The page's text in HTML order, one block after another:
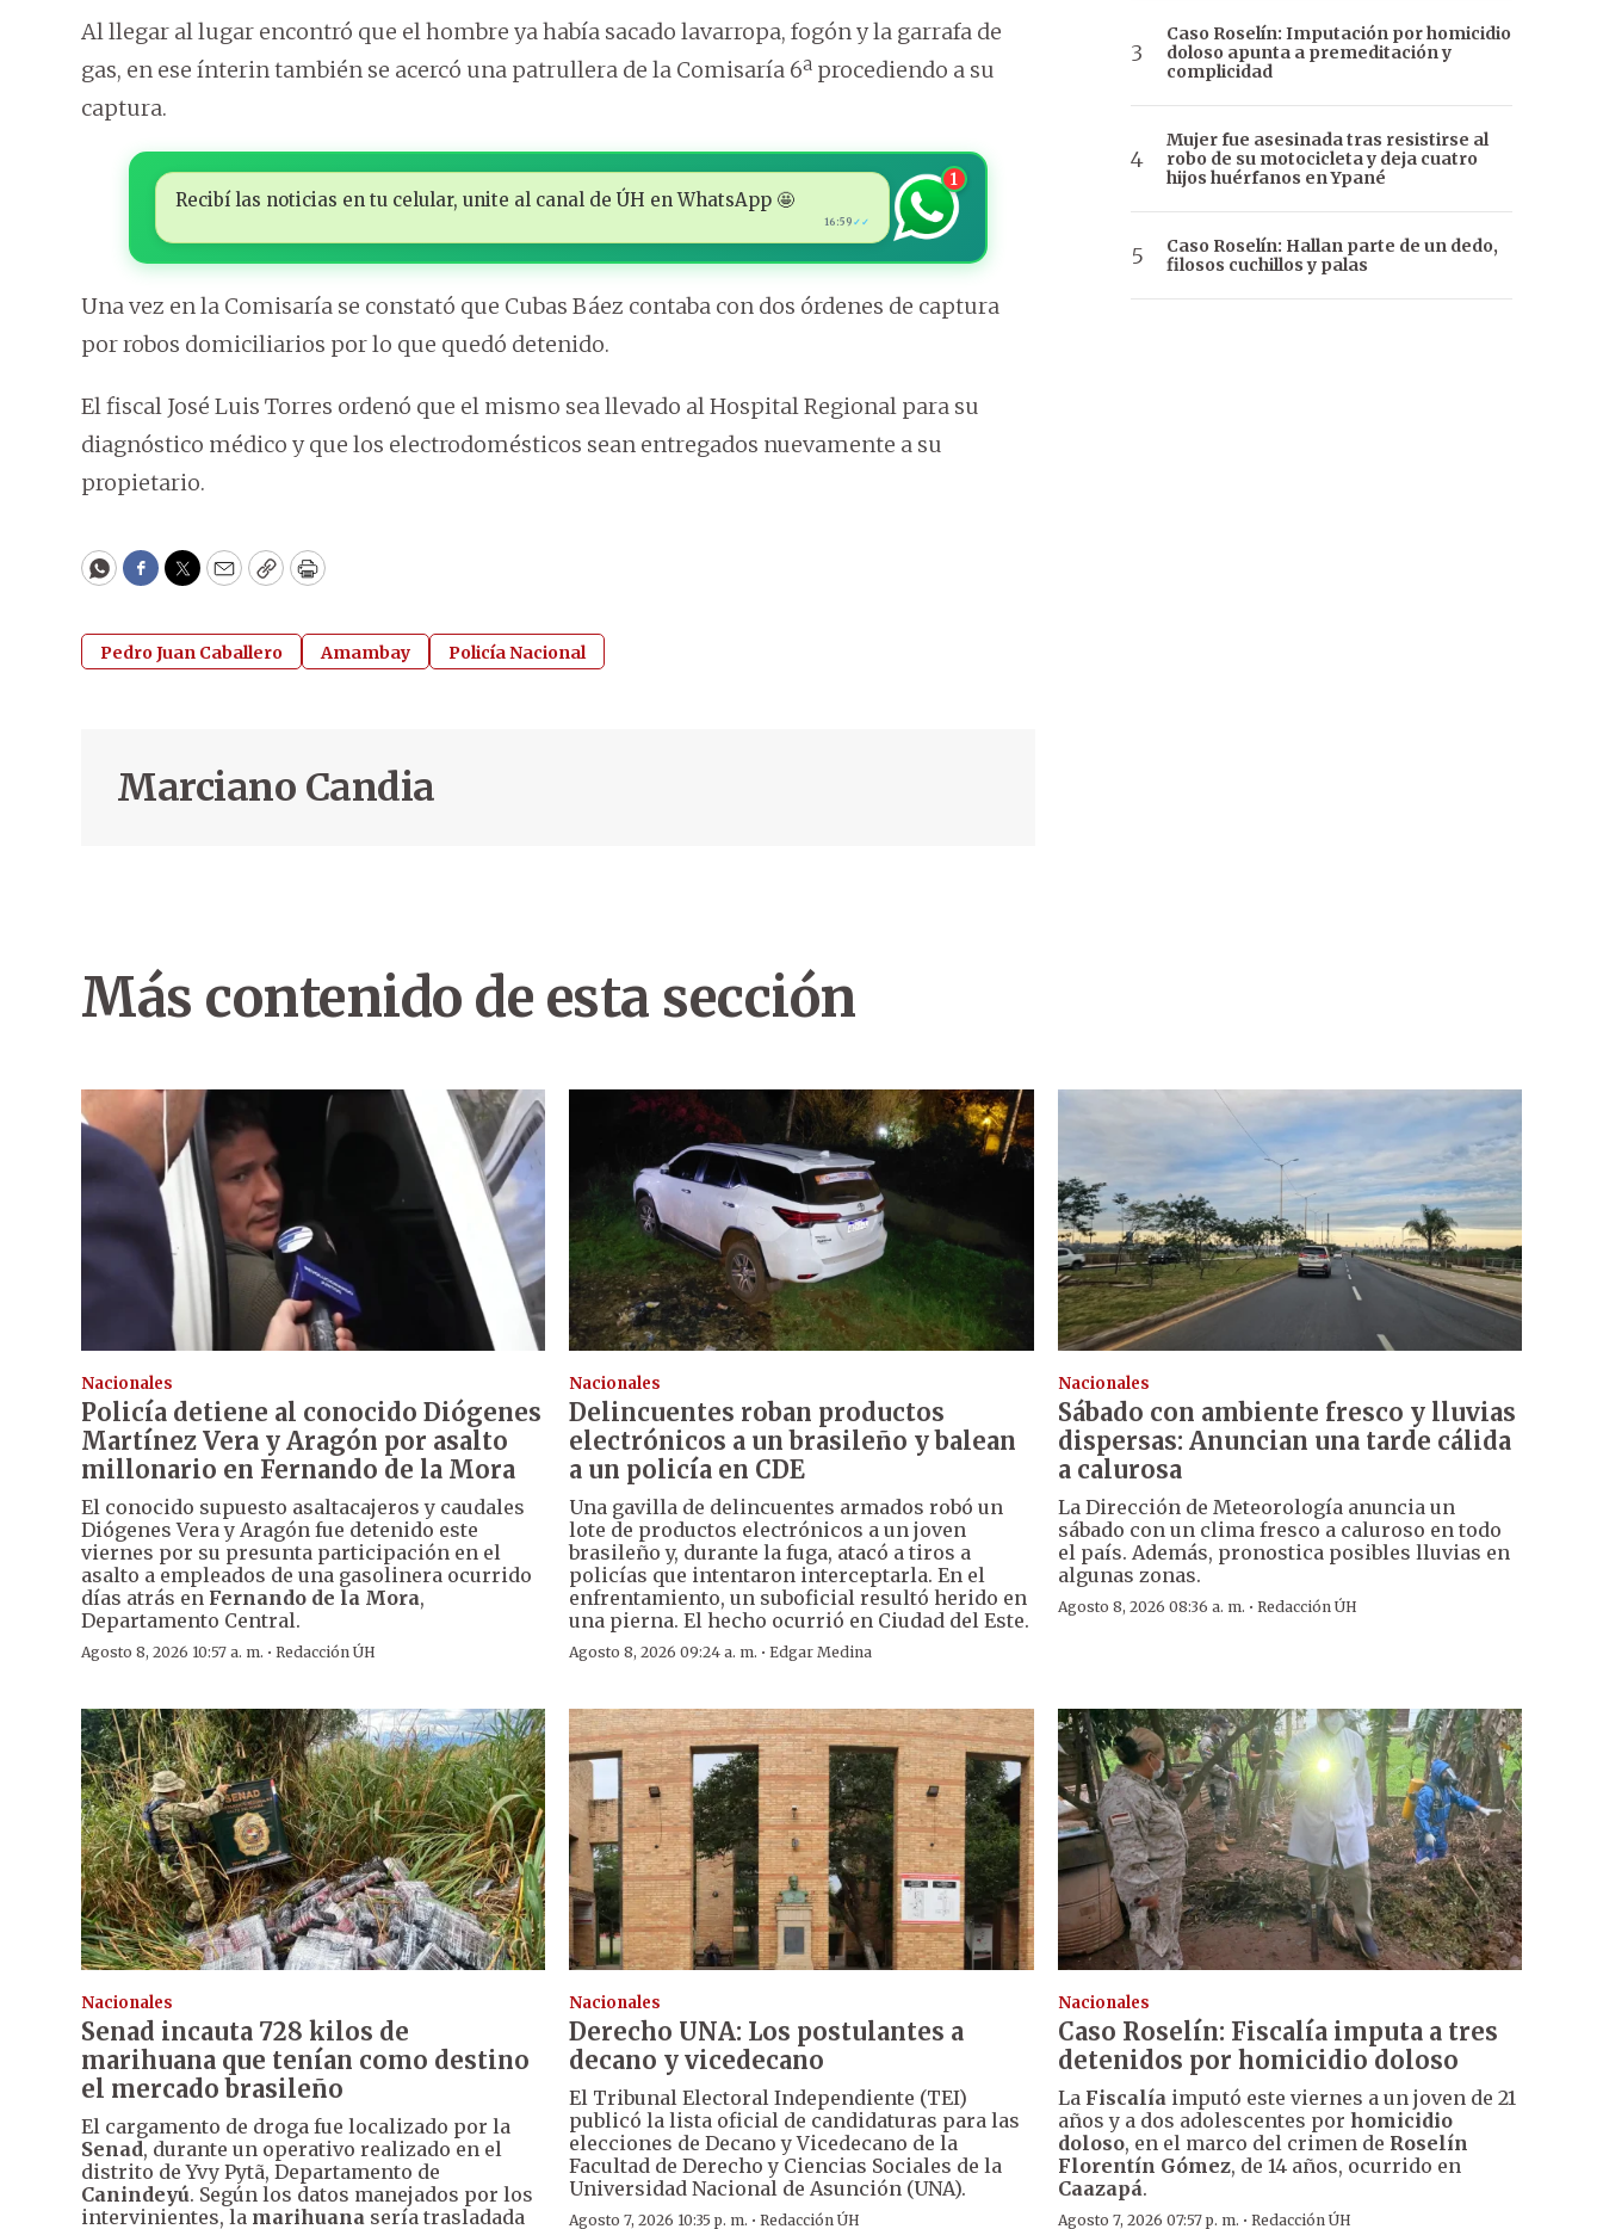
Al llegar al lugar encontró que el hombre ya había sacado lavarropa, fogón y la garrafa de
gas, en ese ínterin también se acercó una patrullera de la Comisaría 6ª procediendo a su
captura.
Recibí las noticias en tu celular, unite al canal de ÚH en WhatsApp 🤩
16:59 ✓✓
1
Una vez en la Comisaría se constató que Cubas Báez contaba con dos órdenes de captura
por robos domiciliarios por lo que quedó detenido.
El fiscal José Luis Torres ordenó que el mismo sea llevado al Hospital Regional para su
diagnóstico médico y que los electrodomésticos sean entregados nuevamente a su
propietario.
WhatsApp
Facebook
Twitter
EmailCopyPrint
Pedro Juan Caballero Amambay Policía Nacional
Marciano Candia
Caso Roselín: Imputación por homicidio
doloso apunta a premeditación y
complicidad
Mujer fue asesinada tras resistirse al
robo de su motocicleta y deja cuatro
hijos huérfanos en Ypané
Caso Roselín: Hallan parte de un dedo,
filosos cuchillos y palas
Más contenido de esta sección
Nacionales
Policía detiene al conocido Diógenes
Martínez Vera y Aragón por asalto
millonario en Fernando de la Mora
El conocido supuesto asaltacajeros y caudales
Diógenes Vera y Aragón fue detenido este
viernes por su presunta participación en el
asalto a empleados de una gasolinera ocurrido
días atrás en Fernando de la Mora,
Departamento Central.
Agosto 8, 2026 10:57 a. m. · Redacción ÚH
Nacionales
Delincuentes roban productos
electrónicos a un brasileño y balean
a un policía en CDE
Una gavilla de delincuentes armados robó un
lote de productos electrónicos a un joven
brasileño y, durante la fuga, atacó a tiros a
policías que intentaron interceptarla. En el
enfrentamiento, un suboficial resultó herido en
una pierna. El hecho ocurrió en Ciudad del Este.
Agosto 8, 2026 09:24 a. m. ·Edgar Medina
Nacionales
Sábado con ambiente fresco y lluvias
dispersas: Anuncian una tarde cálida
a calurosa
La Dirección de Meteorología anuncia un
sábado con un clima fresco a caluroso en todo
el país. Además, pronostica posibles lluvias en
algunas zonas.
Agosto 8, 2026 08:36 a. m. · Redacción ÚH
Nacionales
Senad incauta 728 kilos de
marihuana que tenían como destino
el mercado brasileño
El cargamento de droga fue localizado por la
Senad, durante un operativo realizado en el
distrito de Yvy Pytã, Departamento de
Canindeyú. Según los datos manejados por los
intervinientes, la marihuana sería trasladada
Nacionales
Derecho UNA: Los postulantes a
decano y vicedecano
El Tribunal Electoral Independiente (TEI)
publicó la lista oficial de candidaturas para las
elecciones de Decano y Vicedecano de la
Facultad de Derecho y Ciencias Sociales de la
Universidad Nacional de Asunción (UNA).
Agosto 7, 2026 10:35 p. m. ·Redacción ÚH
Nacionales
Caso Roselín: Fiscalía imputa a tres
detenidos por homicidio doloso
La Fiscalía imputó este viernes a un joven de 21
años y a dos adolescentes por homicidio
doloso, en el marco del crimen de Roselín
Florentín Gómez, de 14 años, ocurrido en
Caazapá.
Agosto 7, 2026 07:57 p. m. · Redacción ÚH